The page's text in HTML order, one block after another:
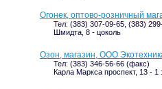
Огонек, оптово-розничный
Тел: (383) 307-09-65, (383)
Шмидта, 8 - цоколь
Озон, магазин, ООО
Тел: (383) 346-56-66 (факс)
Карла Маркса проспект, 13 - 1